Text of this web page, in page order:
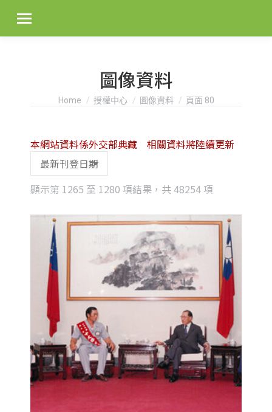
圖像資料
You are here:
Home 授權中心 圖像資料 頁面 80
顯示第 1265 至 1280 項結果，共 48254 項
latest
本網站資料係外交部典藏 相關資料將陸續更新